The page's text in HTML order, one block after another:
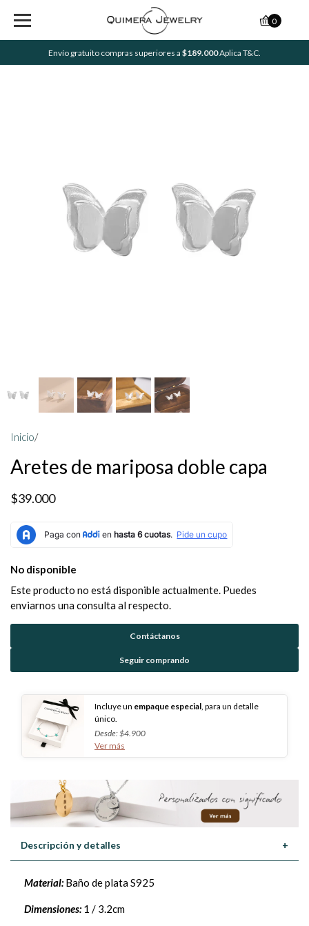
Envío gratuito compras superiores a $189.000Aplica T&C.
0
Inicio/
Aretes de mariposa doble capa
$39.000
No disponible
Este producto no está disponible actualmente. Puedes
enviarnos una consulta al respecto.
Contáctanos
Seguir comprando
Incluye un empaque especial , para un detalle
único.
Desde: $4.900
Ver más
Descripción y detalles +
Material:Baño de plata S925
Dimensiones: 1 / 3.2cm